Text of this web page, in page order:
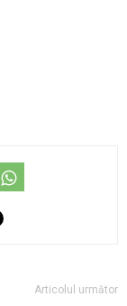
Articolul următor